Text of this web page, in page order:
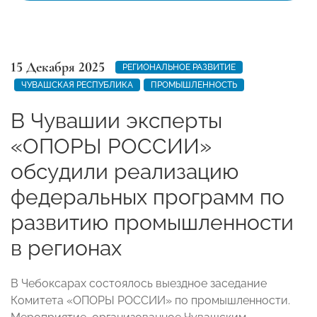
15 Декабря 2025
РЕГИОНАЛЬНОЕ РАЗВИТИЕ
ЧУВАШСКАЯ РЕСПУБЛИКА
ПРОМЫШЛЕННОСТЬ
В Чувашии эксперты
«ОПОРЫ РОССИИ»
обсудили реализацию
федеральных программ по
развитию промышленности
в регионах
В Чебоксарах состоялось выездное заседание
Комитета «ОПОРЫ РОССИИ» по промышленности.